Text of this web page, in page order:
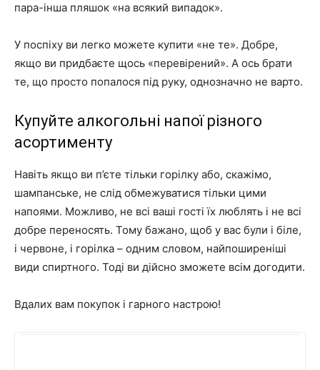
пара-інша пляшок «на всякий випадок».
У поспіху ви легко можете купити «не те». Добре,
якщо ви придбаєте щось «перевірений». А ось брати
те, що просто попалося під руку, однозначно не варто.
Купуйте алкогольні напої різного
асортименту
Навіть якщо ви п’єте тільки горілку або, скажімо,
шампанське, не слід обмежуватися тільки цими
напоями. Можливо, не всі ваші гості їх люблять і не всі
добре переносять. Тому бажано, щоб у вас були і біле,
і червоне, і горілка – одним словом, найпоширеніші
види спиртного. Тоді ви дійсно зможете всім догодити.
Вдалих вам покупок і гарного настрою!